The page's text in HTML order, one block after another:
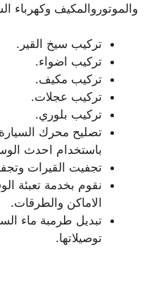
والموتوروالمكيف وكهرباء
تركيب سيخ القير.
تركيب اضواء.
تركيب مكيف.
تركيب عجلات.
تركيب بلوري.
تصليح محرك
باستخدام احدث
تجفيت القيرات
نقوم بخدمة تعبئة
الاماكن والطرقات.
تبديل طرمبة ماء
توصيلاتها.